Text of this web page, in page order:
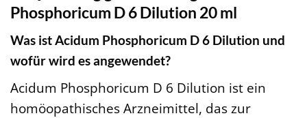
Phosphoricum D 6 Dilution 20 ml
Was ist Acidum Phosphoricum D 6 Dilution und
wofür wird es angewendet?
Acidum Phosphoricum D 6 Dilution ist ein
homöopathisches Arzneimittel, das zur